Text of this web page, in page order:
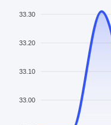
33.30
33.20
33.10
33.00